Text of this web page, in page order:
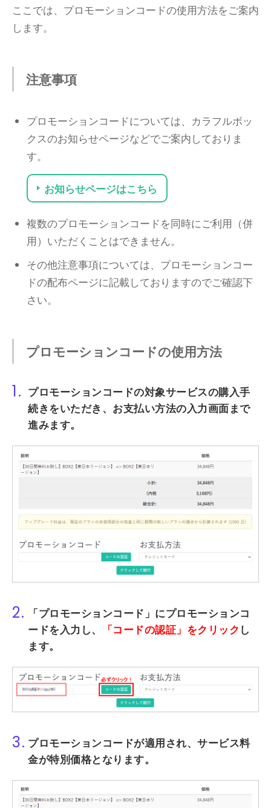
ここでは、プロモーションコードの使用方法をご案内
します。
注意事項
プロモーションコードについては、カラフルボッ
クスのお知らせページなどでご案内しておりま
す。
お知らせページはこちら
複数のプロモーションコードを同時にご利用（併
用）いただくことはできません。
その他注意事項については、プロモーションコー
ドの配布ページに記載しておりますのでご確認下
さい。
プロモーションコードの使用方法
1. プロモーションコードの対象サービスの購入手
続きをいただき、お支払い方法の入力画面まで
進みます。
2.
「プロモーションコード」にプロモーションコ
ードを入力し、
「コードの認証」をクリック し
ます。
3. プロモーションコードが適用され、サービス料
金が特別価格となります。